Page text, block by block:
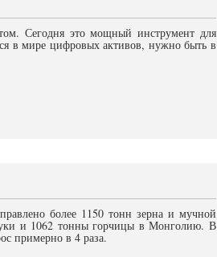
Сегодня это мощный инструмент для
в мире цифровых активов, нужно быть в
более 1150 тонн зерна и мучной
и 1062 тонны горчицы в Монголию. В
примерно в 4 раза.